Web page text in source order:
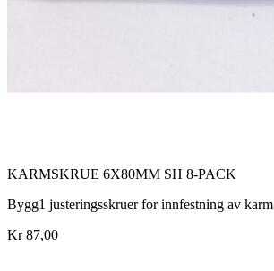
KARMSKRUE 6X80MM SH 8-PACK
Bygg1 justeringsskruer for innfestning av karm
Kr 87,00